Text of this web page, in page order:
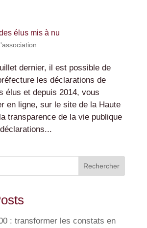
élus mis à nu
dernier, il est possible de
les déclarations de
élus et depuis 2014, vous
en ligne, sur le site de la Haute
transparence de la vie publique
Rechercher
: transformer les constats en